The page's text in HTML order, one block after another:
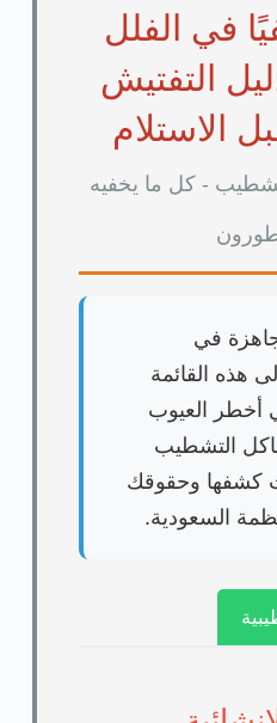
في الفلل
التفتيش
الاستلام
- كل ما يخفيه
في
هذه القائمة
أخطر العيوب
التشطيب
كشفها وحقوقك
السعودية.